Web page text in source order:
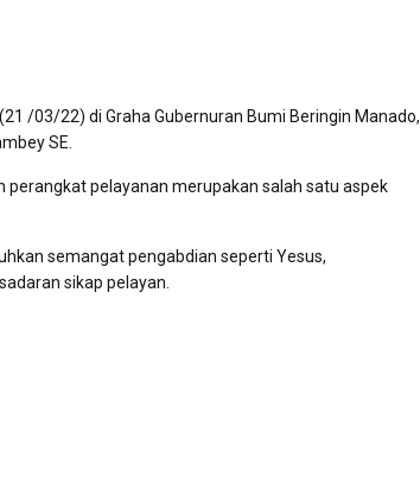
/03/22) di Graha Gubernuran Bumi Beringin Manado,
SE.
perangkat pelayanan merupakan salah satu aspek
semangat pengabdian seperti Yesus,
sikap pelayan.